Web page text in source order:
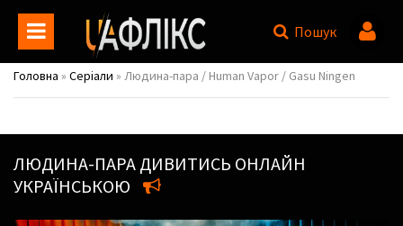
Пошук
Головна » Серіали » Людина-пара / Human Vapor / Gasu Ningen
ЛЮДИНА-ПАРА ДИВИТИСЬ ОНЛАЙН
УКРАЇНСЬКОЮ